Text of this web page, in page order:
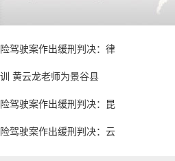
驾驶案作出缓刑判决：律
黄云龙老师为景谷县
驾驶案作出缓刑判决：昆
驾驶案作出缓刑判决：云